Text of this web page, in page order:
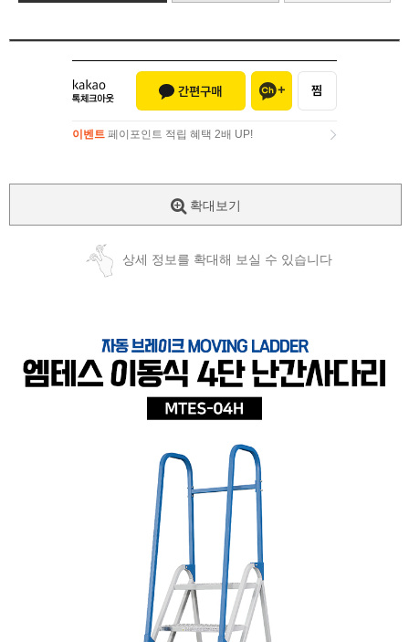
이벤트 페이포인트 적립 혜택 2배 UP!
확대보기
상세 정보를 확대해 보실 수 있습니다